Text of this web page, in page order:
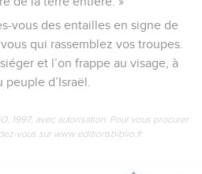
vous des entailles en signe de
qui rassemblez vos troupes.
et l’on frappe au visage, à
d’Israël.
1997, avec autorisation. Pour vous procurer
vous sur www.editionsbiblio.fr